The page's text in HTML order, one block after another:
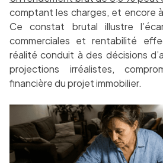
comptant les charges, et encore
Ce constat brutal illustre
commerciales et rentabilité
réalité conduit à des décisions
projections irréalistes,
financière du projet immobilier.